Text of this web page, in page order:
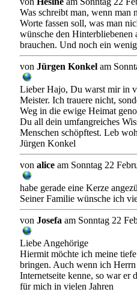
Was schreibt man, wenn man
Worte fassen soll, was man
wünsche den Hinterbliebenen
brauchen. Und noch ein
von Jürgen Konkel am
Lieber Hajo, Du warst mir in
Meister. Ich trauere nicht,
Weg in die ewige Heimat
Du all dein umfangreiches
Menschen schöpftest. Leb
Jürgen Konkel
von alice am Sonntag 22
habe gerade eine Kerze
Seiner Familie wünsche ich
von Josefa am Sonntag 22
Liebe Angehörige
Hiermit möchte ich meine
bringen. Auch wenn ich
Internetseite kenne, so war er
für mich in vielen Jahren